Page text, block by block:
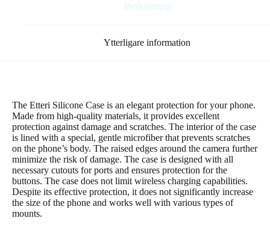
Beskrivning
Ytterligare information
The Etteri Silicone Case is an elegant protection for your phone.
Made from high-quality materials, it provides excellent
protection against damage and scratches. The interior of the case
is lined with a special, gentle microfiber that prevents scratches
on the phone’s body. The raised edges around the camera further
minimize the risk of damage. The case is designed with all
necessary cutouts for ports and ensures protection for the
buttons. The case does not limit wireless charging capabilities.
Despite its effective protection, it does not significantly increase
the size of the phone and works well with various types of
mounts.